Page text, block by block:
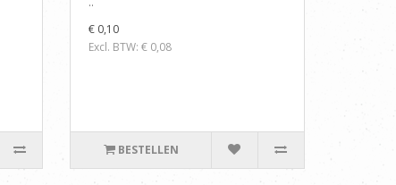
€ 0,10
Excl. BTW: € 0,08
BESTELLEN